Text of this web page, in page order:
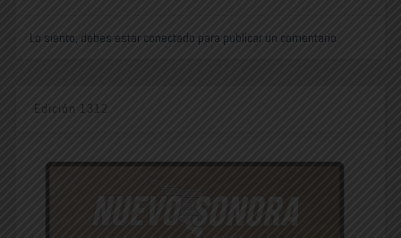
Lo siento, debes estar conectado para publicar un comentario.
Edición 1312